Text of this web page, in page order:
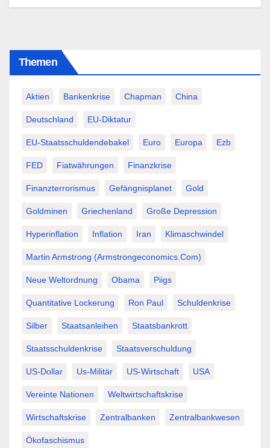
Themen
Aktien Bankenkrise Chapman China
Deutschland EU-Diktatur
EU-Staatsschuldendebakel Euro Europa Ezb
FED Fiatwährungen Finanzkrise
Finanzterrorismus Gefängnisplanet Gold
Goldminen Griechenland Große Depression
Hyperinflation Inflation Iran Klimaschwindel
Martin Armstrong (Armstrongeconomics.com)
Neue Weltordnung Obama Piigs
Quantitative Lockerung Ron Paul Schuldenkrise
Silber Staatsanleihen Staatsbankrott
Staatsschuldenkrise Staatsverschuldung
US-Dollar Us-Militär US-Wirtschaft USA
Vereinte Nationen Weltwirtschaftskrise
Wirtschaftskrise Zentralbanken Zentralbankwesen
Ökofaschismus